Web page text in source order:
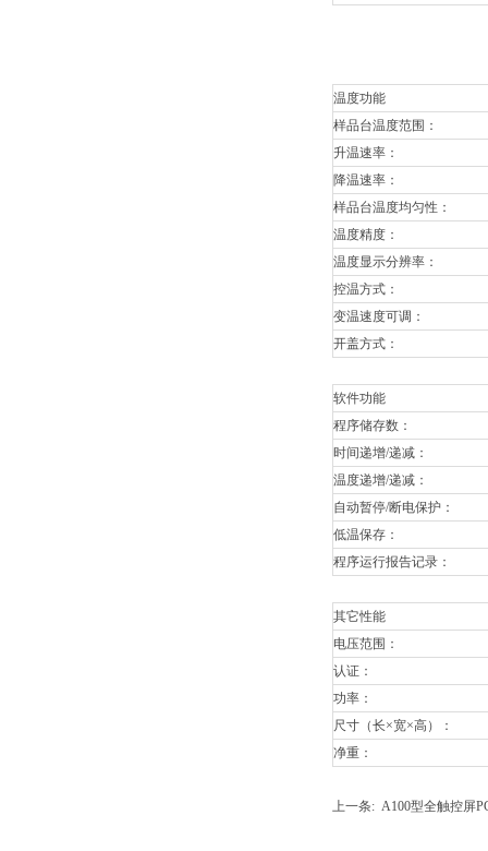
温度功能
样品台温度范围：
升温速率：
降温速率：
样品台温度均匀性：
温度精度：
温度显示分辨率：
控温方式：
变温速度可调：
开盖方式：
软件功能
程序储存数：
时间递增/递减：
温度递增/递减：
自动暂停/断电保护：
低温保存：
程序运行报告记录：
其它性能
电压范围：
认证：
功率：
尺寸（长×宽×高）：
净重：
上一条: A100型全触控屏